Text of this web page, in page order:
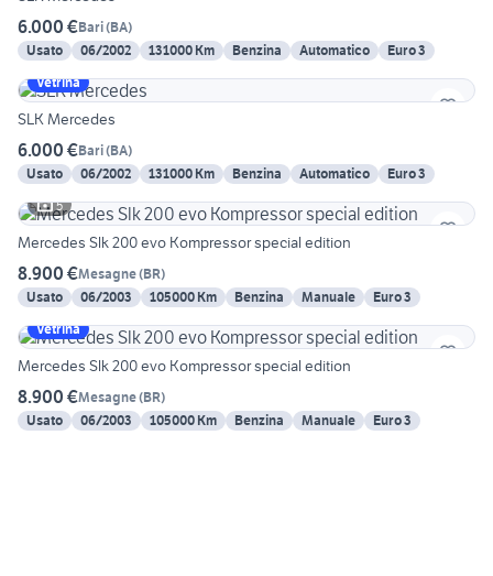
6.000 €Bari(BA)
Usato
06/2002 131000 Km Benzina Automatico
Euro 3
Vetrina
SLK Mercedes
6.000 €Bari(BA)
Usato
06/2002 131000 Km Benzina Automatico
Euro 3
5
Mercedes Slk 200 evo Kompressor special edition
8.900 €Mesagne(BR)
Usato
06/2003 105000 Km Benzina Manuale
Euro 3
Vetrina
Mercedes Slk 200 evo Kompressor special edition
8.900 €Mesagne(BR)
Usato
06/2003 105000 Km Benzina Manuale Euro 3